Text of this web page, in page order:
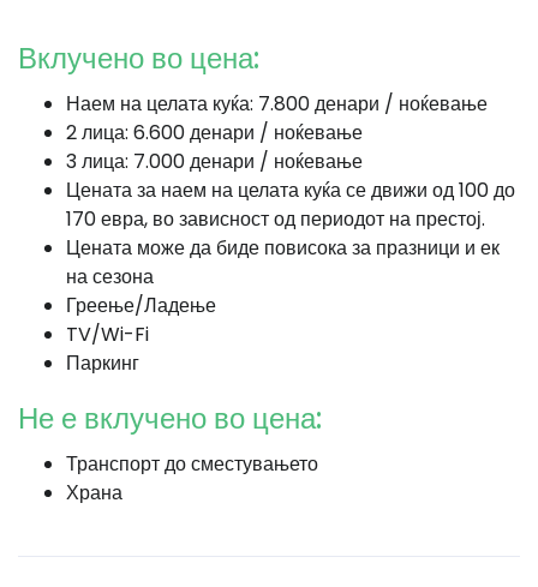
Вклучено во цена:
Наем на целата куќа: 7.800 денари / ноќевање
2 лица: 6.600 денари / ноќевање
3 лица: 7.000 денари / ноќевање
Цената за наем на целата куќа се движи од 100 до
170 евра, во зависност од периодот на престој.
Цената може да биде повисока за празници и ек
на сезона
Греење/Ладење
TV/Wi-Fi
Паркинг
Не е вклучено во цена:
Транспорт до сместувањето
Храна